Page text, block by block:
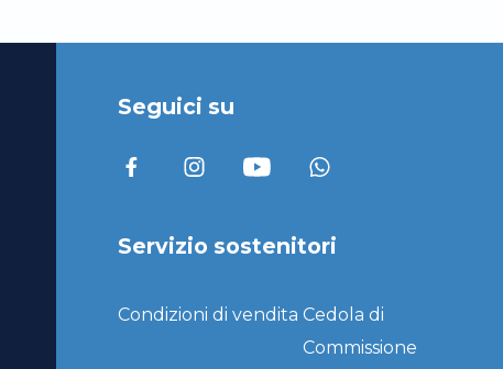
Seguici su
Servizio sostenitori
Condizioni di vendita Cedola di
Commissione